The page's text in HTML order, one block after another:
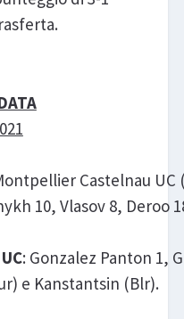
Castelnau UC
10, Vlasov 8, Deroo
: Gonzalez Panton 1,
e Kanstantsin (Blr).